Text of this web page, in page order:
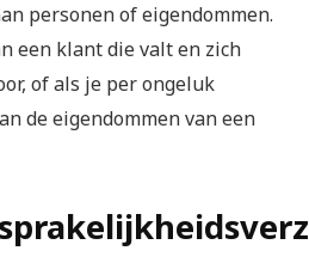
personen of eigendommen.
een klant die valt en zich
of als je per ongeluk
de eigendommen van een